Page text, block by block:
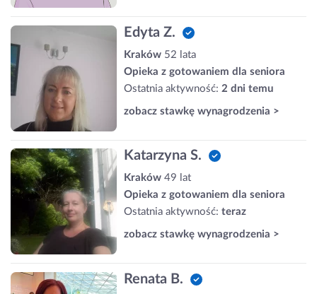
Edyta Z.
Kraków 52 lata
Opieka z gotowaniem dla seniora
Ostatnia aktywność: 2 dni temu
zobacz stawkę wynagrodzenia >
Katarzyna S.
Kraków 49 lat
Opieka z gotowaniem dla seniora
Ostatnia aktywność: teraz
zobacz stawkę wynagrodzenia >
Renata B.